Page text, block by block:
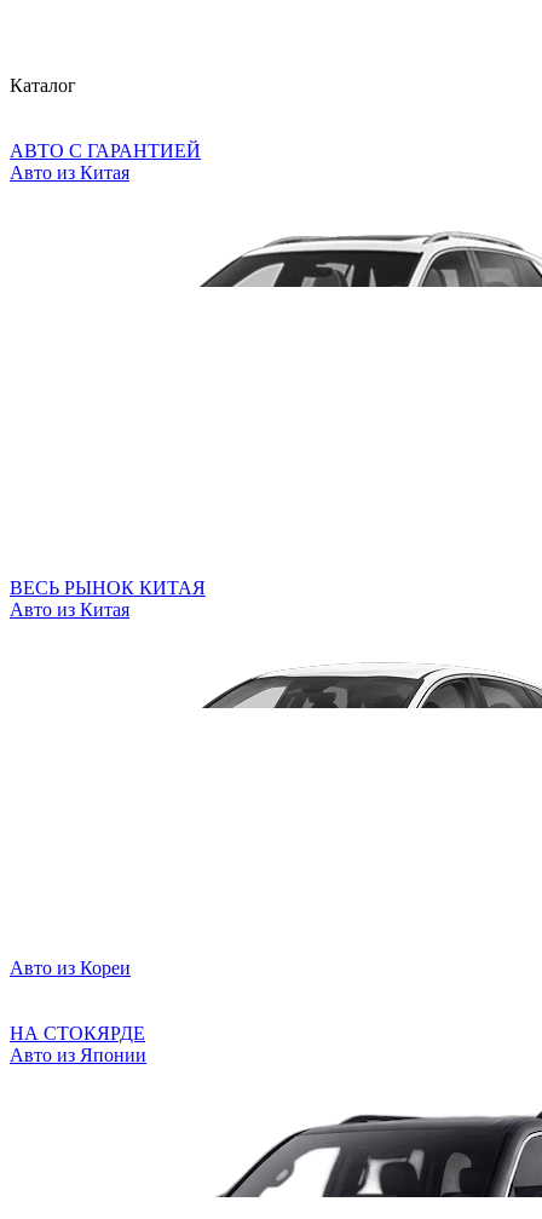
Каталог
АВТО С ГАРАНТИЕЙ
Авто из Китая
ВЕСЬ РЫНОК КИТАЯ
Авто из Китая
Авто из Кореи
НА СТОКЯРДЕ
Авто из Японии